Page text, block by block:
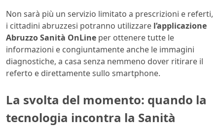
Non sarà più un servizio limitato a prescrizioni e referti,
i cittadini abruzzesi potranno utilizzare l’applicazione
Abruzzo Sanità OnLine per ottenere tutte le
informazioni e congiuntamente anche le immagini
diagnostiche, a casa senza nemmeno dover ritirare il
referto e direttamente sullo smartphone.
La svolta del momento: quando la
tecnologia incontra la Sanità